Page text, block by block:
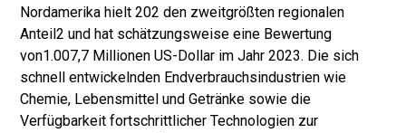
Nordamerika hielt 202 den zweitgrößten regionalen
Anteil2 und hat schätzungsweise eine Bewertung
von1.007,7 Millionen US-Dollar im Jahr 2023. Die sich
schnell entwickelnden Endverbrauchsindustrien wie
Chemie, Lebensmittel und Getränke sowie die
Verfügbarkeit fortschrittlicher Technologien zur